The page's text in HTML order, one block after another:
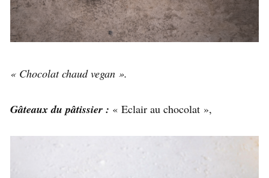
« Chocolat chaud vegan ».
Gâteaux du pâtissier : « Eclair au chocolat »,